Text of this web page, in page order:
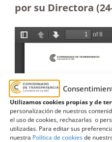
Utilizamos cookies propias y de
personalización de nuestros
el uso de cookies, rechazarlas o
utilizadas. Para editar sus
nuestra Política de cookiesde
por su Directora